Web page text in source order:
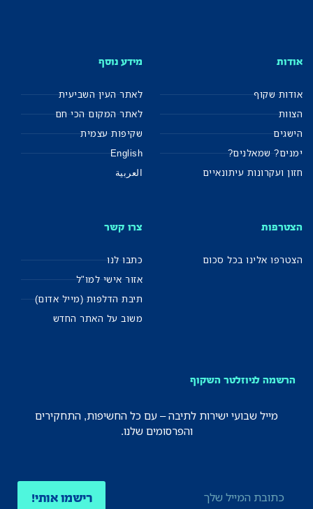
אודות
אודות שקוף
הצוות
הישגים
ימנים? שמאלנים?
חזון ועקרונות עיתונאיים
מידע נוסף
לאתר העין השביעית
לאתר המקום הכי חם
שקיפות עצמית
English
العربية
הצטרפות
הצטרפו אלינו בכל סכום
צרו קשר
כתבו לנו
אזור אישי למו"ל
תיבת הדלפות (מייל אדום)
משוב על האתר החדש
הרשמה לניוזלטר השקוף
מייל שבועי ישירות לתיבה – עם כל החשיפות, התחקירים
והפרסומים שלנו.
רישמו אותי!